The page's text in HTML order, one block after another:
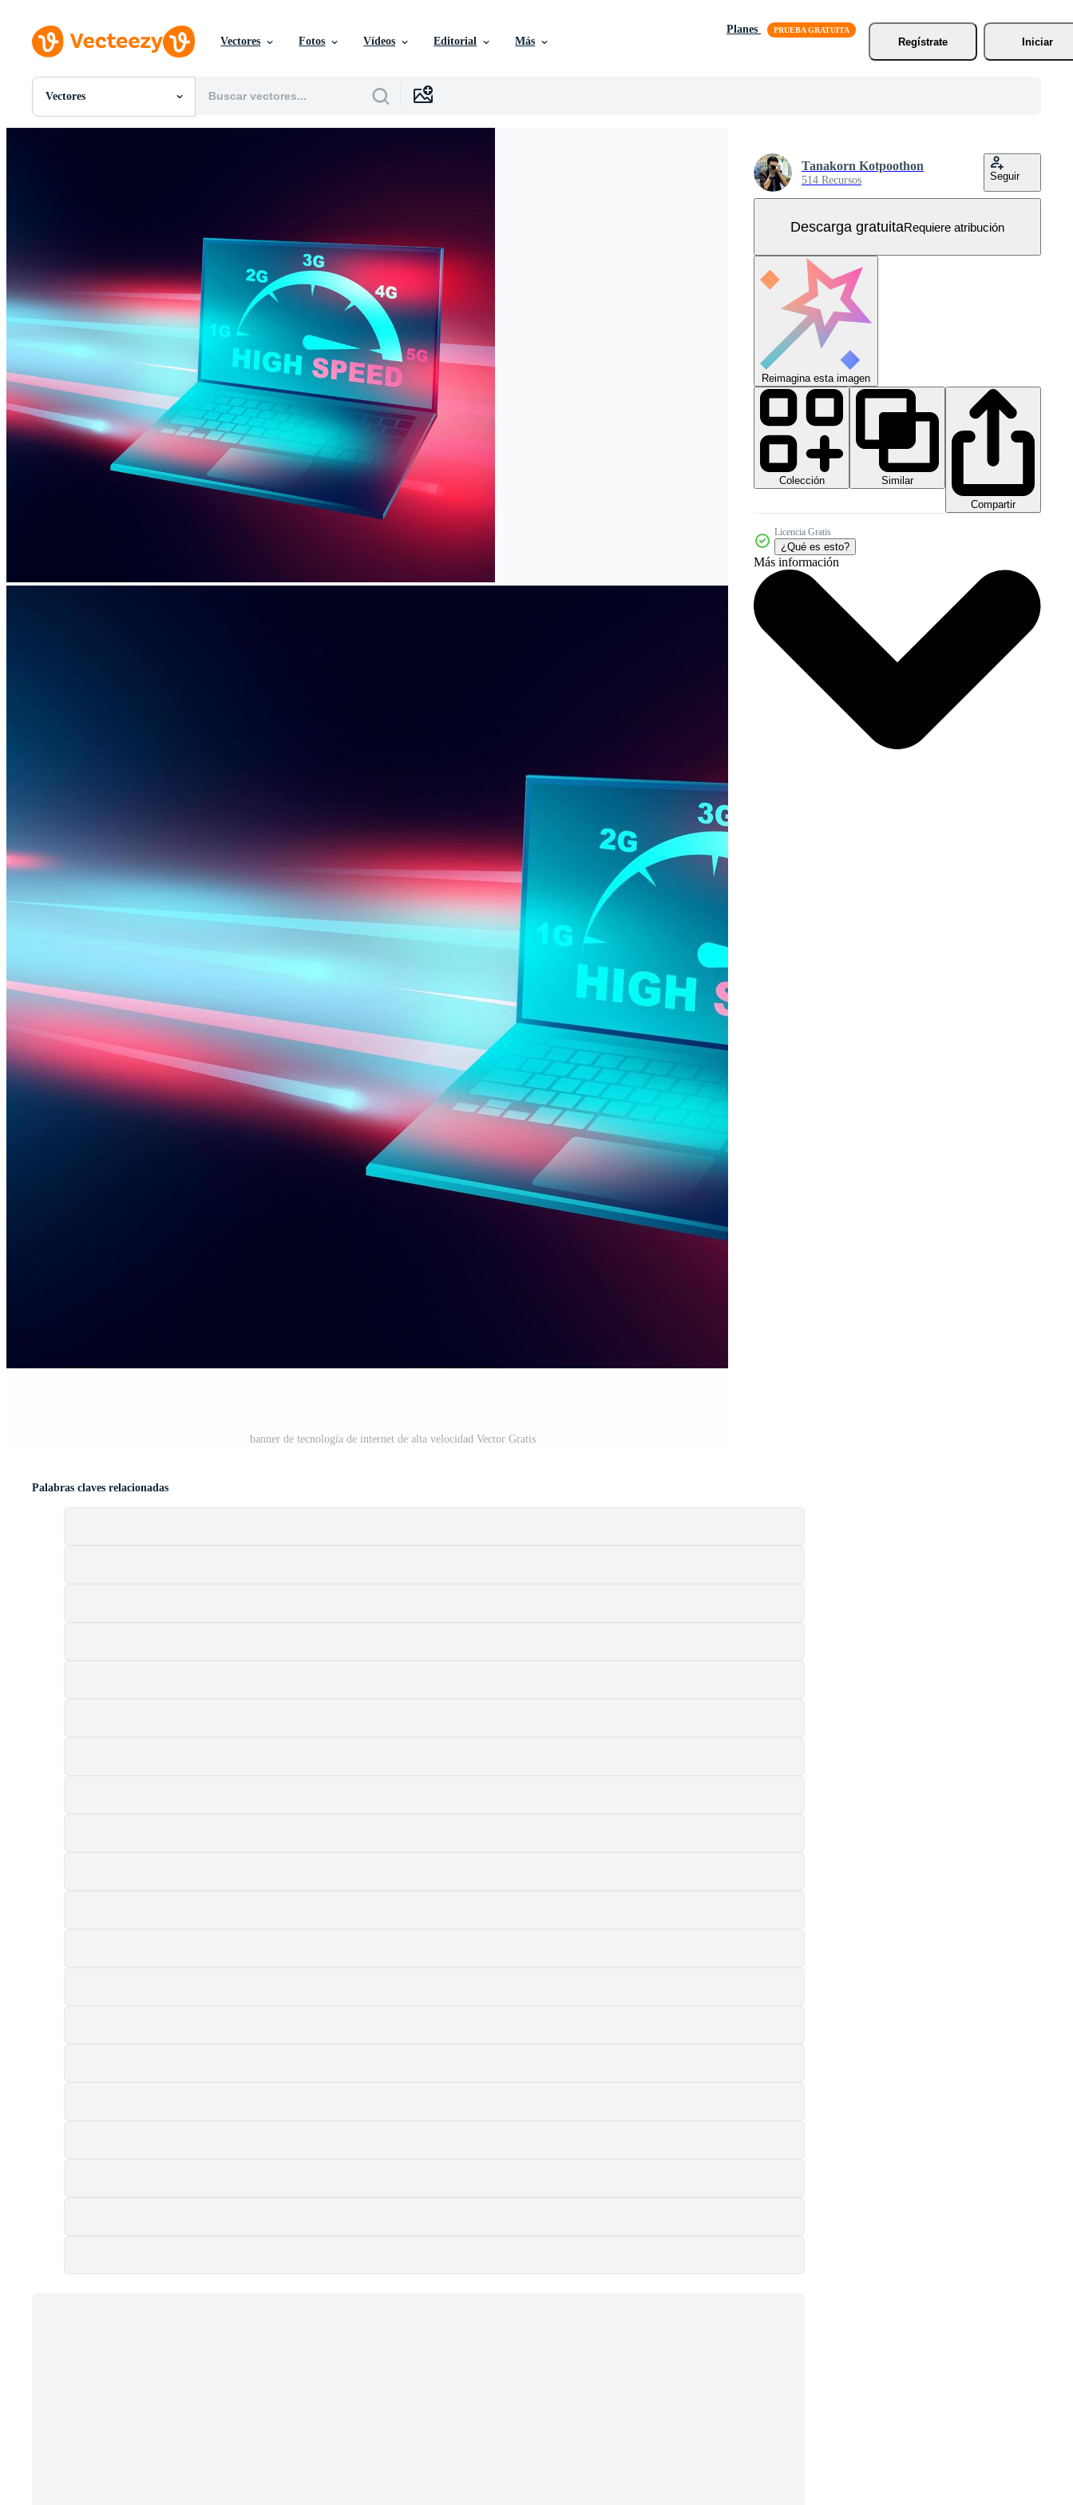
Vectores Fotos Vídeos Editorial Más
Planes
Regístrate
Iniciar
Vectores
Todas Imágenes
Eventos Editoriales
banner de tecnología de internet de alta velocidad Vector Gratis
Tanakorn Kotpoothon
514 Recursos Seguir
Descarga gratuitaRequiere atribución
Reimagina esta imagen
Colección
Similar
Compartir
Licencia Gratis
¿Qué es esto?
Más información
Palabras claves relacionadas